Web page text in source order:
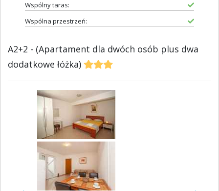
Wspólny taras:
Wspólna przestrzeń:
A2+2 - (Apartament dla dwóch osób plus dwa
dodatkowe łóżka)